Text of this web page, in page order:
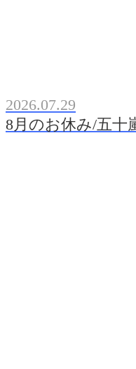
2026.07.29
8月のお休み/五十